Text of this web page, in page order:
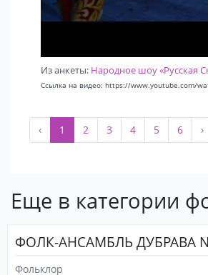
Из анкеты: Народное шоу «Русская
Ссылка на видео: https://www.youtube.com/
‹ 1 2 3 4 5 6 ›
Еще в категории
ФОЛК-АНСАМБЛЬ ДУБРАВА
Фольклор